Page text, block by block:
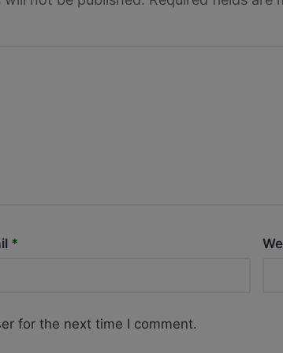
*
for the next time I comment.